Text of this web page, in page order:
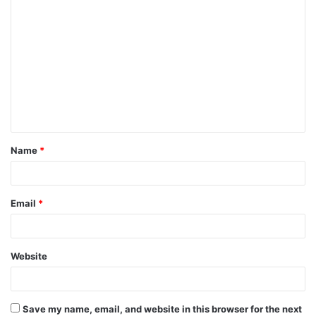
t
*
Name *
Email *
Website
Save my name, email, and website in this browser for the next